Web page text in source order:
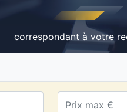
correspondant à votre